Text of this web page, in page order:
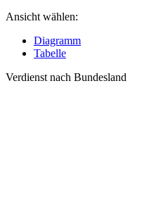
Ansicht wählen:
Diagramm
Tabelle
Verdienst nach Bundesland